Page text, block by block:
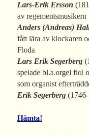
Lars-Erik Ersson
av regementsmusikern
Anders (Andreas)
fått lära av klockaren
Floda
Lars Erik Segerberg
spelade bl.a.orgel fiol
som organist
Erik Segerberg
Hämta!